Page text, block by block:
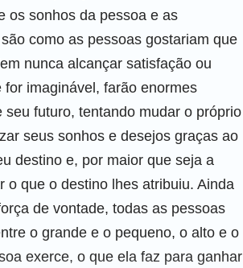
os sonhos da pessoa e as
como as pessoas gostariam que
nunca alcançar satisfação ou
imaginável, farão enormes
futuro, tentando mudar o próprio
seus sonhos e desejos graças ao
destino e, por maior que seja a
o que o destino lhes atribuiu. Ainda
de vontade, todas as pessoas
o grande e o pequeno, o alto e o
exerce, o que ela faz para ganhar